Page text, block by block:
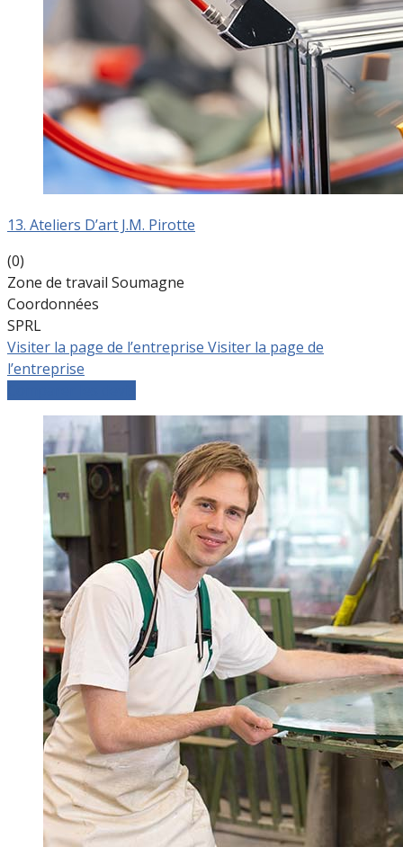
13. Ateliers D’art J.M. Pirotte
(0)
Zone de travail Soumagne
Coordonnées
SPRL
Visiter la page de l’entreprise Visiter la page de
l’entreprise